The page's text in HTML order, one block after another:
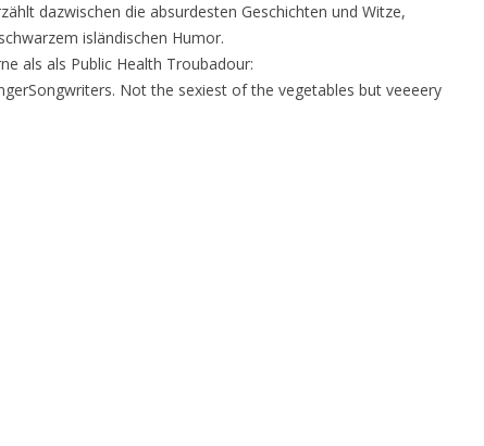
dazwischen die absurdesten Geschichten und Witze,
isländischen Humor.
als als Public Health Troubadour:
Not the sexiest of the vegetables but veeeery